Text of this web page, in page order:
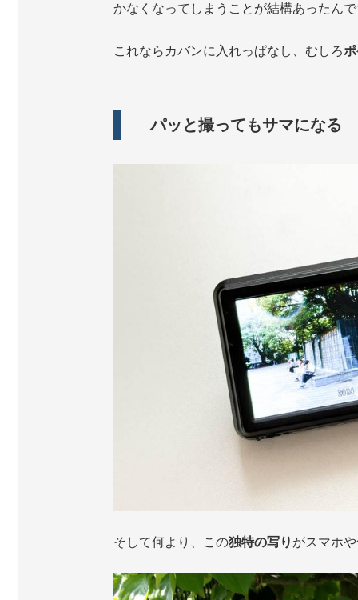
かなくなってしまうことが結構あったん
これならカバンに入れっぱなし、むしろ
パッと撮ってもサマになる
そして何より、この独特の写り がスマホ